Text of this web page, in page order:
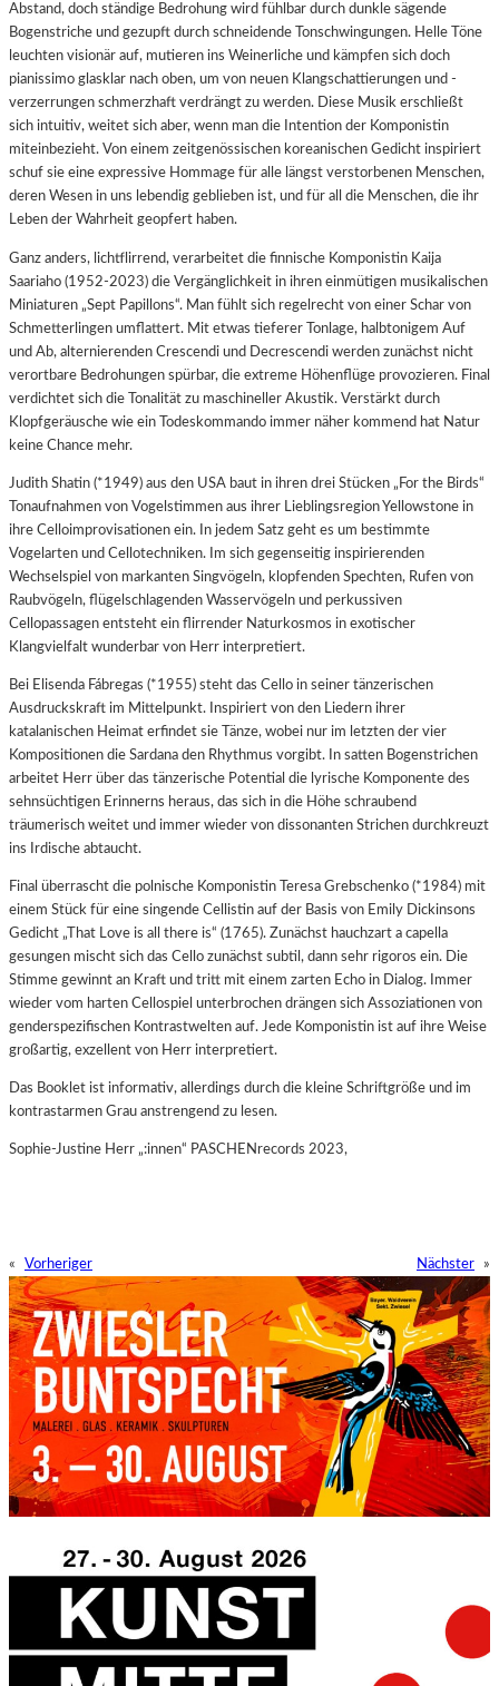
Abstand, doch ständige Bedrohung wird fühlbar durch dunkle sägende
Bogenstriche und gezupft durch schneidende Tonschwingungen. Helle Töne
leuchten visionär auf, mutieren ins Weinerliche und kämpfen sich doch
pianissimo glasklar nach oben, um von neuen Klangschattierungen und -
verzerrungen schmerzhaft verdrängt zu werden. Diese Musik erschließt
sich intuitiv, weitet sich aber, wenn man die Intention der Komponistin
miteinbezieht. Von einem zeitgenössischen koreanischen Gedicht inspiriert
schuf sie eine expressive Hommage für alle längst verstorbenen Menschen,
deren Wesen in uns lebendig geblieben ist, und für all die Menschen, die ihr
Leben der Wahrheit geopfert haben.
Ganz anders, lichtflirrend, verarbeitet die finnische Komponistin Kaija
Saariaho (1952-2023) die Vergänglichkeit in ihren einmütigen musikalischen
Miniaturen „Sept Papillons“. Man fühlt sich regelrecht von einer Schar von
Schmetterlingen umflattert. Mit etwas tieferer Tonlage, halbtonigem Auf
und Ab, alternierenden Crescendi und Decrescendi werden zunächst nicht
verortbare Bedrohungen spürbar, die extreme Höhenflüge provozieren. Final
verdichtet sich die Tonalität zu maschineller Akustik. Verstärkt durch
Klopfgeräusche wie ein Todeskommando immer näher kommend hat Natur
keine Chance mehr.
Judith Shatin (*1949) aus den USA baut in ihren drei Stücken „For the Birds“
Tonaufnahmen von Vogelstimmen aus ihrer Lieblingsregion Yellowstone in
ihre Celloimprovisationen ein. In jedem Satz geht es um bestimmte
Vogelarten und Cellotechniken. Im sich gegenseitig inspirierenden
Wechselspiel von markanten Singvögeln, klopfenden Spechten, Rufen von
Raubvögeln, flügelschlagenden Wasservögeln und perkussiven
Cellopassagen entsteht ein flirrender Naturkosmos in exotischer
Klangvielfalt wunderbar von Herr interpretiert.
Bei Elisenda Fábregas (*1955) steht das Cello in seiner tänzerischen
Ausdruckskraft im Mittelpunkt. Inspiriert von den Liedern ihrer
katalanischen Heimat erfindet sie Tänze, wobei nur im letzten der vier
Kompositionen die Sardana den Rhythmus vorgibt. In satten Bogenstrichen
arbeitet Herr über das tänzerische Potential die lyrische Komponente des
sehnsüchtigen Erinnerns heraus, das sich in die Höhe schraubend
träumerisch weitet und immer wieder von dissonanten Strichen durchkreuzt
ins Irdische abtaucht.
Final überrascht die polnische Komponistin Teresa Grebschenko (*1984) mit
einem Stück für eine singende Cellistin auf der Basis von Emily Dickinsons
Gedicht „That Love is all there is“ (1765). Zunächst hauchzart a capella
gesungen mischt sich das Cello zunächst subtil, dann sehr rigoros ein. Die
Stimme gewinnt an Kraft und tritt mit einem zarten Echo in Dialog. Immer
wieder vom harten Cellospiel unterbrochen drängen sich Assoziationen von
genderspezifischen Kontrastwelten auf. Jede Komponistin ist auf ihre Weise
großartig, exzellent von Herr interpretiert.
Das Booklet ist informativ, allerdings durch die kleine Schriftgröße und im
kontrastarmen Grau anstrengend zu lesen.
Sophie-Justine Herr „:innen“ PASCHENrecords 2023,
« Vorheriger Nächster »